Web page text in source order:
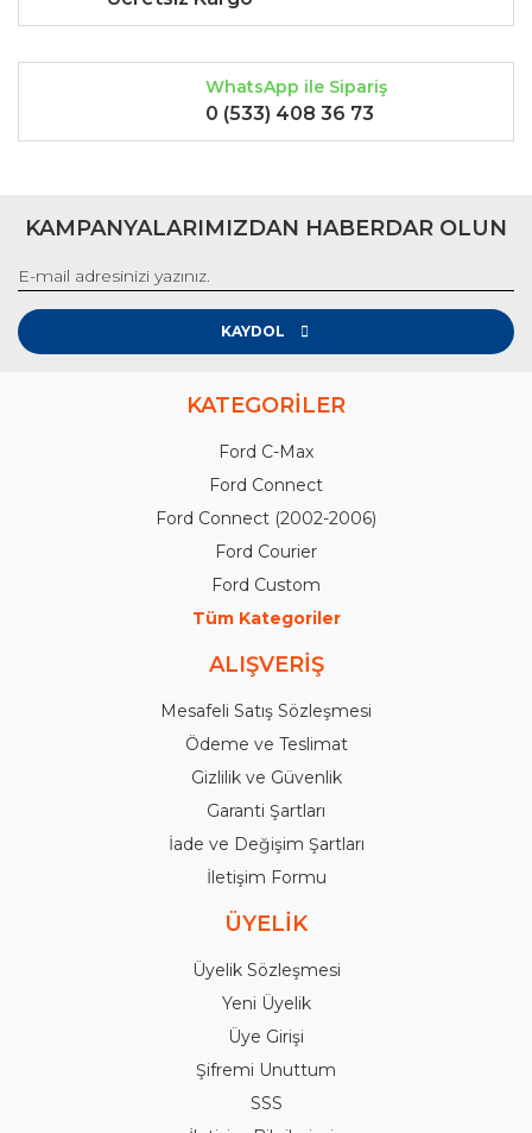
WhatsApp ile Sipariş
0 (533) 408 36 73
KAMPANYALARIMIZDAN HABERDAR OLUN
KAYDOL
KATEGORİLER
Ford C-Max
Ford Connect
Ford Connect (2002-2006)
Ford Courier
Ford Custom
Tüm Kategoriler
ALIŞVERİŞ
Mesafeli Satış Sözleşmesi
Ödeme ve Teslimat
Gizlilik ve Güvenlik
Garanti Şartları
İade ve Değişim Şartları
İletişim Formu
ÜYELİK
Üyelik Sözleşmesi
Yeni Üyelik
Üye Girişi
Şifremi Unuttum
SSS